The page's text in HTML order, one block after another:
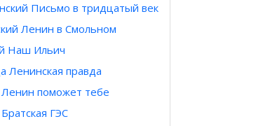
Письмо в тридцатый век
Ленин в Смольном
Наш Ильич
Ленинская правда
поможет тебе
ГЭС